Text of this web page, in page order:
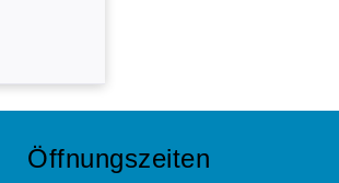
Öffnungszeiten